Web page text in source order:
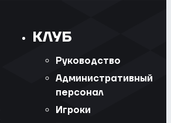
КЛУБ
Руководство
Административный
персонал
Игроки